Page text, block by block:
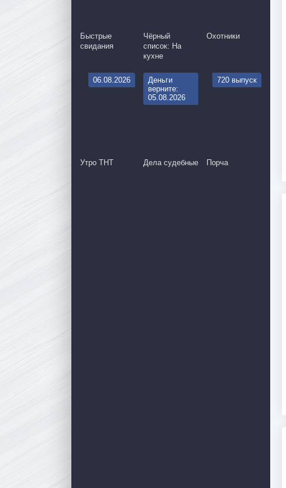
Быстрые
свидания
Чёрный
список: На
кухне
Охотники
06.08.2026
Утро ТНТ
Деньги
верните:
05.08.2026
Дела судебные
720 выпуск
Порча